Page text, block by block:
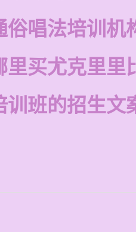
俗唱法培训机
里买尤克里里
训班的招生文